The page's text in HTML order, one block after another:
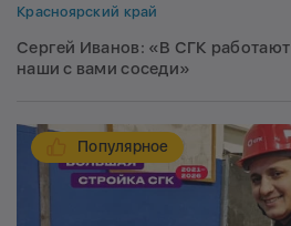
Красноярский край
Сергей Иванов: «В СГК работают
наши с вами соседи»
Популярное